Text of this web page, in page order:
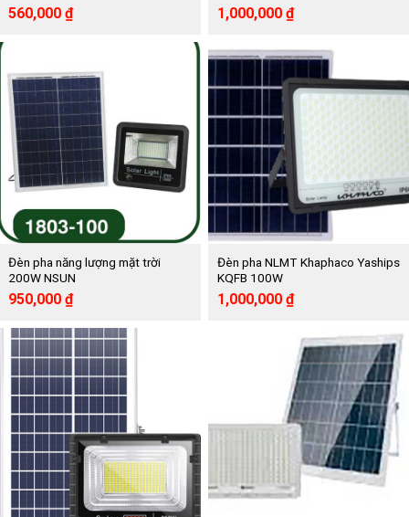
Giá
560,000 ₫Giá
hiện
560,000 ₫.
Giá
gốc
2,052,000 ₫.
1,000,000 ₫Giá
hiện
là:
1,000,000 ₫.
Đèn pha năng lượng mặt trời
200W NSUN
Giá
là:
2,040,000 ₫.
950,000 ₫Giá
hiện
tại
là:
950,000 ₫.
Đèn pha NLMT Khaphaco Yaships
KQFB 100W
Giá
gốc
1,000,000 ₫Giá
hiện
là:
1,000,000 ₫.